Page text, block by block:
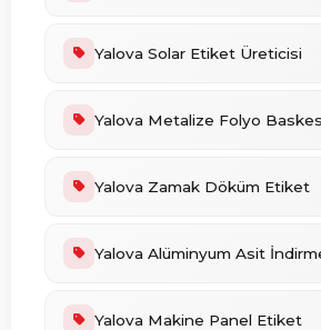
Yalova Solar Etiket Üreticisi
Yalova Metalize Folyo
Yalova Zamak Döküm Etiket
Yalova Alüminyum Asit
Yalova Makine Panel Etiket